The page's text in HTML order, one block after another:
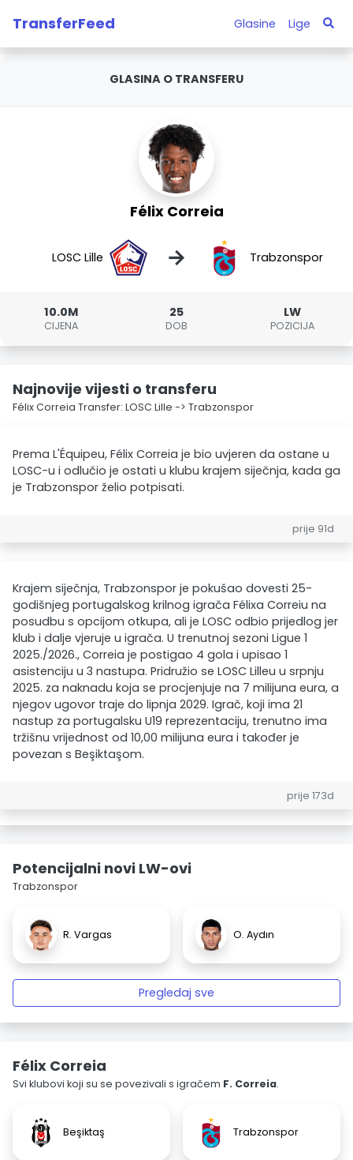
TransferFeed Glasine Lige
GLASINA O TRANSFERU
Félix Correia
LOSC Lille → Trabzonspor
10.0M
CIJENA
25
DOB
LW
POZICIJA
Najnovije vijesti o transferu
Félix Correia Transfer: LOSC Lille -> Trabzonspor
Prema L'Équipeu, Félix Correia je bio uvjeren da ostane u
LOSC-u i odlučio je ostati u klubu krajem siječnja, kada ga
je Trabzonspor želio potpisati.
prije 91d
Krajem siječnja, Trabzonspor je pokušao dovesti 25-
godišnjeg portugalskog krilnog igrača Félixa Correiu na
posudbu s opcijom otkupa, ali je LOSC odbio prijedlog jer
klub i dalje vjeruje u igrača. U trenutnoj sezoni Ligue 1
2025./2026., Correia je postigao 4 gola i upisao 1
asistenciju u 3 nastupa. Pridružio se LOSC Lilleu u srpnju
2025. za naknadu koja se procjenjuje na 7 milijuna eura, a
njegov ugovor traje do lipnja 2029. Igrač, koji ima 21
nastup za portugalsku U19 reprezentaciju, trenutno ima
tržišnu vrijednost od 10,00 milijuna eura i također je
povezan s Beşiktaşom.
prije 173d
Potencijalni novi LW-ovi
Trabzonspor
R. Vargas O. Aydın
Pregledaj sve
Félix Correia
Svi klubovi koji su se povezivali s igračem F. Correia.
Beşiktaş Trabzonspor